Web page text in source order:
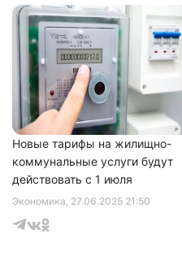
Экономика, 27.06.2025 21:50
Новые тарифы на жилищно-
коммунальные услуги будут
действовать с 1 июля
Нажимая на кнопку
соглашаетесь с